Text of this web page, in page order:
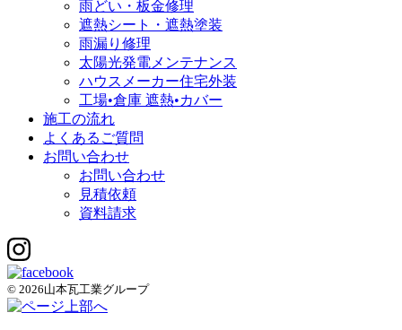
雨どい・板金修理
遮熱シート・遮熱塗装
雨漏り修理
太陽光発電メンテナンス
ハウスメーカー住宅外装
工場•倉庫 遮熱•カバー
施工の流れ
よくあるご質問
お問い合わせ
お問い合わせ
見積依頼
資料請求
© 2026山本瓦工業グループ